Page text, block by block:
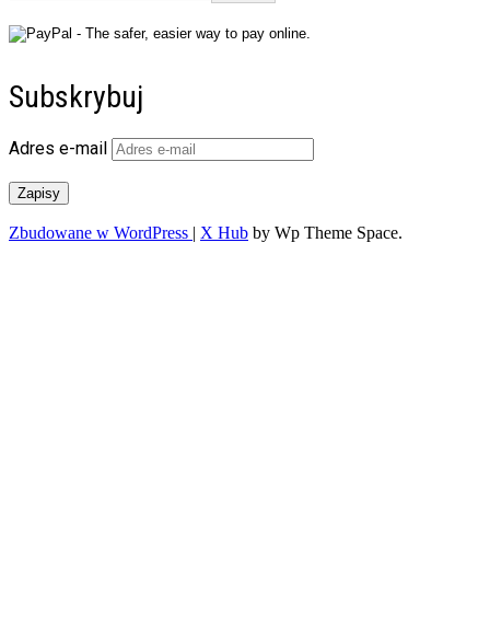
Subskrybuj
Adres e-mail
Zapisy
Zbudowane w WordPress | X Hub by Wp Theme Space.